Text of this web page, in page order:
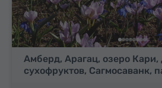
Амберд, Арагац, озеро Кари,
сухофруктов, Сагмосаванк,